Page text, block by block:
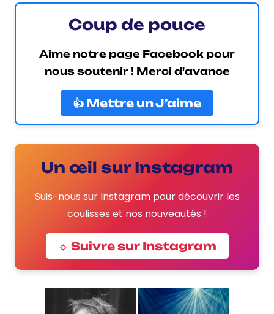
Coup de pouce
Aime notre page Facebook pour
nous soutenir ! Merci d'avance
👍 Mettre un J’aime
Un œil sur Instagram
Suis-nous sur Instagram pour découvrir les
coulisses et nos nouveautés !
☼ Suivre sur Instagram